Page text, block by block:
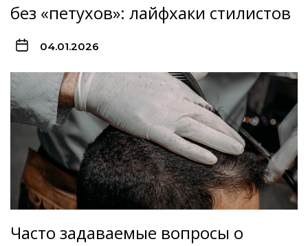
без «петухов»: лайфхаки стилистов
04.01.2026
Часто задаваемые вопросы о